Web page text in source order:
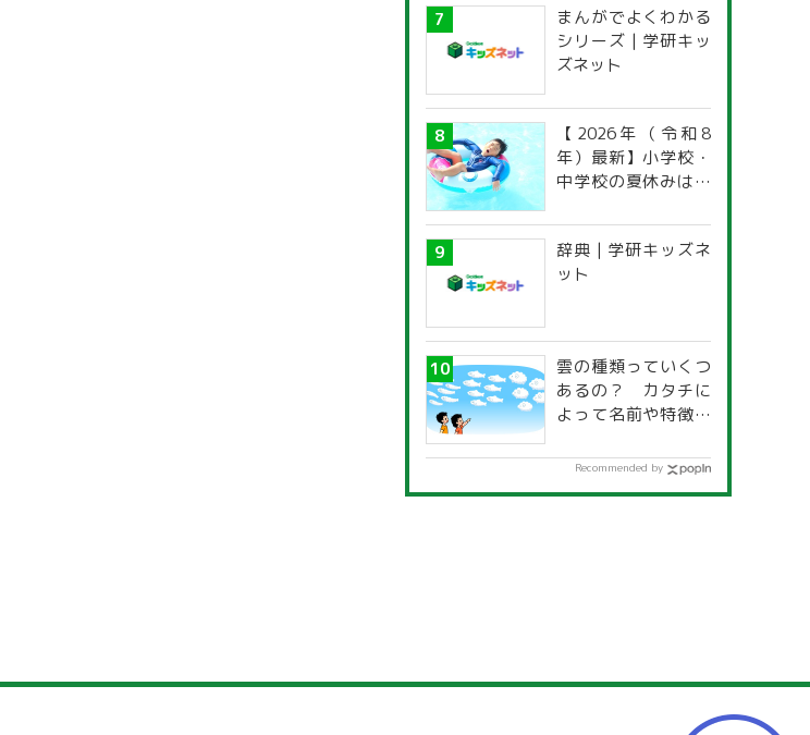
まんがでよくわかる
シリーズ | 学研キッ
ズネット
【2026年（令和8
年）最新】小学校・
中学校の夏休みはい
道府県別「夏季休暇
一覧」
辞典 | 学研キッズネ
ット
雲の種類っていくつ
あるの？ カタチに
よって名前や特徴が
Recommended by